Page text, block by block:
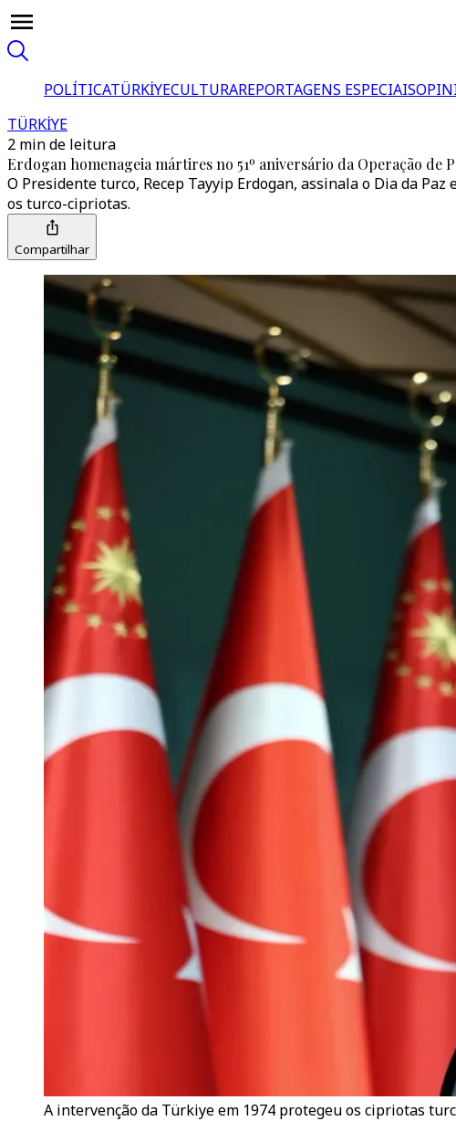
POLÍTICATÜRKİYECULTURAREPORTAGENS ESPECIAIS
TÜRKİYE
2 min de leitura
Erdogan homenageia mártires no 51º aniversário da Operação de
O Presidente turco, Recep Tayyip Erdogan, assinala o Dia da
os turco-cipriotas.
Compartilhar
A intervenção da Türkiye em 1974 protegeu os cipriotas